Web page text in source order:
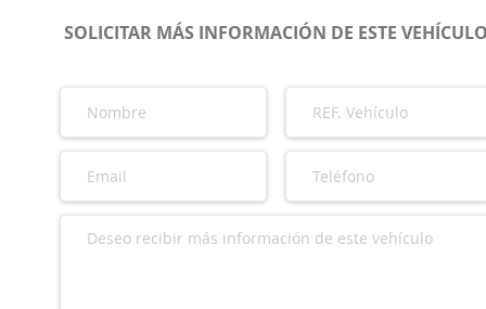
SOLICITAR MÁS INFORMACIÓN DE ESTE